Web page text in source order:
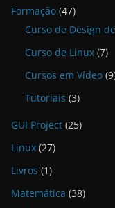
Formação (47)
Curso de Design
Curso de Linux (7)
Cursos em Vídeo
Tutoriais (3)
GUI Project (25)
Linux (27)
Livros (1)
Matemática (38)